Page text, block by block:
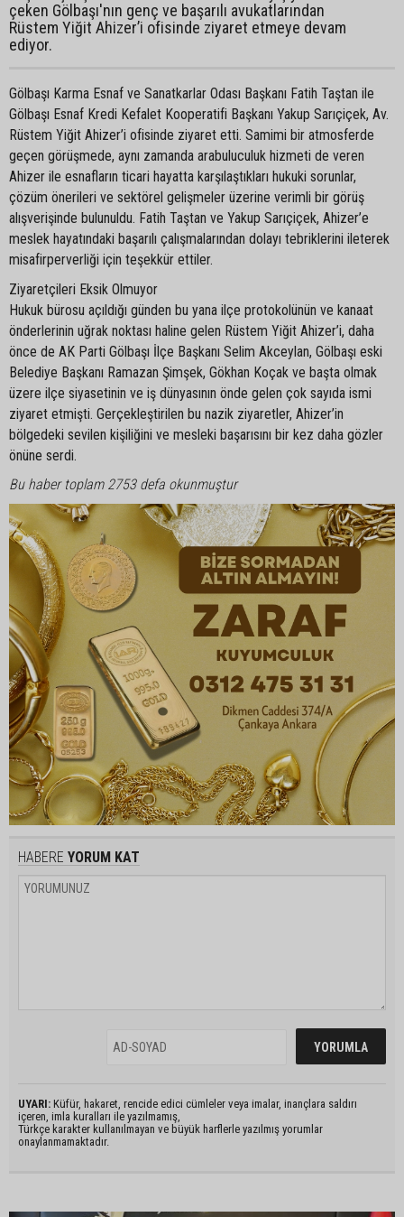
çeken Gölbaşı'nın genç ve başarılı avukatlarından
Rüstem Yiğit Ahizer’i ofisinde ziyaret etmeye devam
ediyor.
Gölbaşı Karma Esnaf ve Sanatkarlar Odası Başkanı Fatih Taştan ile
Gölbaşı Esnaf Kredi Kefalet Kooperatifi Başkanı Yakup Sarıçiçek, Av.
Rüstem Yiğit Ahizer’i ofisinde ziyaret etti. Samimi bir atmosferde
geçen görüşmede, aynı zamanda arabuluculuk hizmeti de veren
Ahizer ile esnafların ticari hayatta karşılaştıkları hukuki sorunlar,
çözüm önerileri ve sektörel gelişmeler üzerine verimli bir görüş
alışverişinde bulunuldu. Fatih Taştan ve Yakup Sarıçiçek, Ahizer’e
meslek hayatındaki başarılı çalışmalarından dolayı tebriklerini ileterek
misafirperverliği için teşekkür ettiler.
Ziyaretçileri Eksik Olmuyor
Hukuk bürosu açıldığı günden bu yana ilçe protokolünün ve kanaat
önderlerinin uğrak noktası haline gelen Rüstem Yiğit Ahizer’i, daha
önce de AK Parti Gölbaşı İlçe Başkanı Selim Akceylan, Gölbaşı eski
Belediye Başkanı Ramazan Şimşek, Gökhan Koçak ve başta olmak
üzere ilçe siyasetinin ve iş dünyasının önde gelen çok sayıda ismi
ziyaret etmişti. Gerçekleştirilen bu nazik ziyaretler, Ahizer’in
bölgedeki sevilen kişiliğini ve mesleki başarısını bir kez daha gözler
önüne serdi.
Bu haber toplam 2753 defa okunmuştur
HABERE YORUM KAT
UYARI: Küfür, hakaret, rencide edici cümleler veya imalar, inançlara saldırı
içeren, imla kuralları ile yazılmamış,
Türkçe karakter kullanılmayan ve büyük harflerle yazılmış yorumlar
onaylanmamaktadır.